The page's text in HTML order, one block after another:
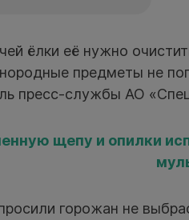
ёлки её нужно
предметы не
пресс-службы АО
щепу и опилки
горожан не